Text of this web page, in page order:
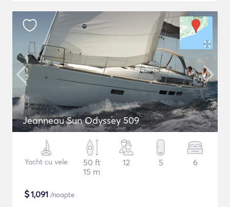
Jeanneau Sun Odyssey 509
Yacht cu vele
50 ft
15 m
12 5 6
$1,091 /noapte